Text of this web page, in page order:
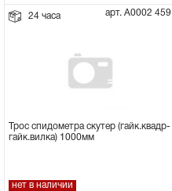
24 часа арт. А0002 459
Трос спидометра скутер (гайк.квадр-
гайк.вилка) 1000мм
нет в наличии